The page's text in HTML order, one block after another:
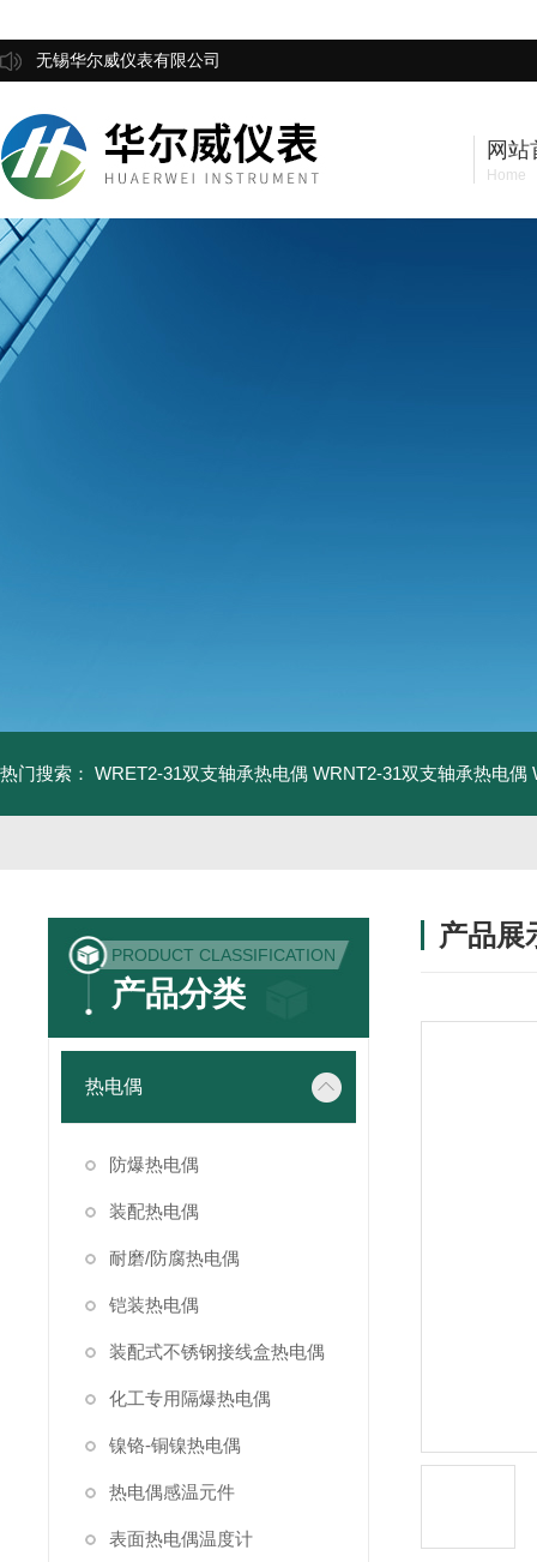
无锡华尔威仪表有限公司
网站
Home
热门搜索： WRET2-31双支轴承热电偶 WRNT2-31双支轴承热电偶
PRODUCT CLASSIFICATION
产品分类
热电偶
防爆热电偶
装配热电偶
耐磨/防腐热电偶
铠装热电偶
装配式不锈钢接线盒热电偶
化工专用隔爆热电偶
镍铬-铜镍热电偶
热电偶感温元件
表面热电偶温度计
产品展